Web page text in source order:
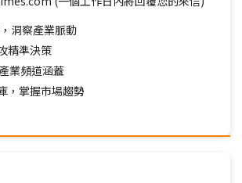
洞察產業脈動
精準決策
業頻道涵蓋
，掌握市場趨勢